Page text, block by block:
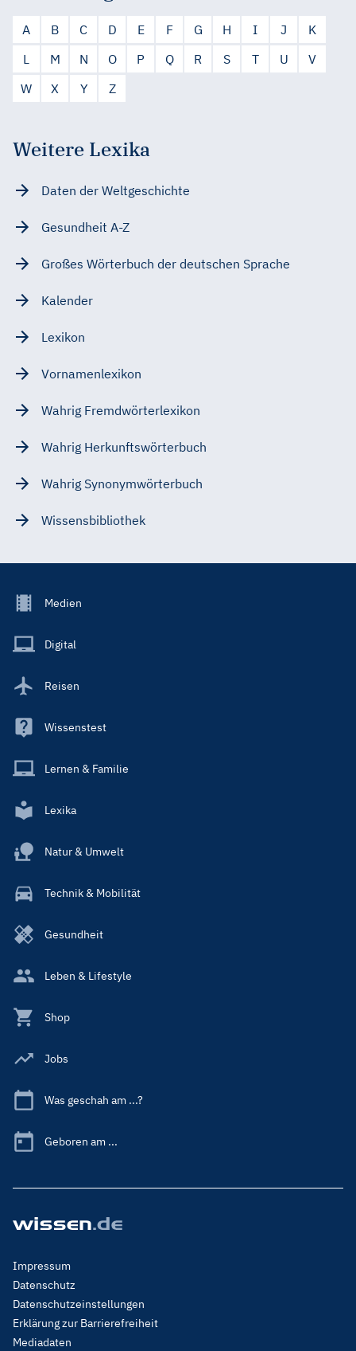
A B C D E F G H I J
K
L
M N O P Q R S T U
V
W
X Y Z
Weitere Lexika
Daten der Weltgeschichte
Gesundheit A-Z
Großes Wörterbuch der deutschen Sprache
Kalender
Lexikon
Vornamenlexikon
Wahrig Fremdwörterlexikon
Wahrig Herkunftswörterbuch
Wahrig Synonymwörterbuch
Wissensbibliothek
Footer
Main
Medien
Digital
Reisen
Wissenstest
Lernen & Familie
Lexika
Natur & Umwelt
Technik & Mobilität
Gesundheit
Leben & Lifestyle
Shop
Jobs
Was geschah am ...?
Geboren am ...
Footer
Menu
Legal
Impressum
Datenschutz
Datenschutzeinstellungen
Erklärung zur Barrierefreiheit
Mediadaten